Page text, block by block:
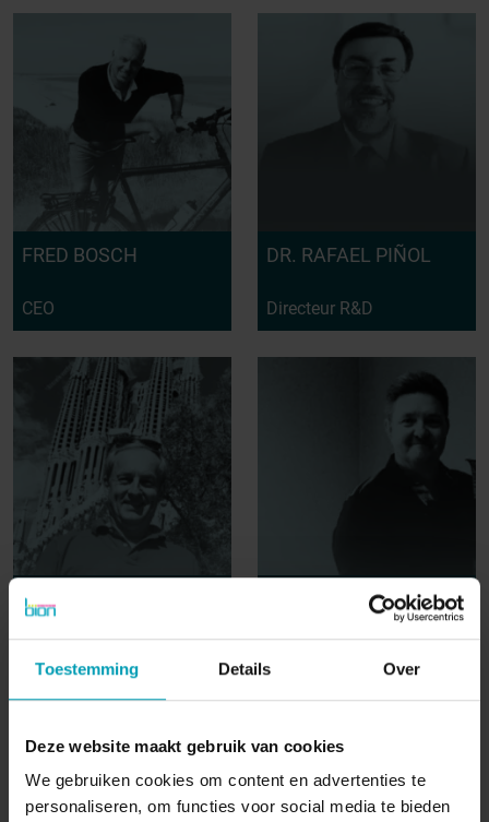
Toestemming Details Over
Deze website maakt gebruik van cookies
We gebruiken cookies om content en advertenties te
personaliseren, om functies voor social media te bieden
FRED BOSCH
CEO
DR. RAFAEL PIÑOL
Directeur R&D
KARL MIELKE